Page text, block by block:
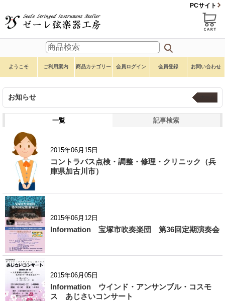
PCサイト
ようこそ ご利用案内 商品カテゴリー 会員ログイン 会員登録 お問い合わせ
お知らせ
一覧 記事検索
2015年06月15日
コントラバス点検・調整・修理・クリニック（兵
庫県加古川市）
2015年06月12日
Information 宝塚市吹奏楽団 第36回定期演奏会
2015年06月05日
Information ウインド・アンサンブル・コスモ
ス あじさいコンサート